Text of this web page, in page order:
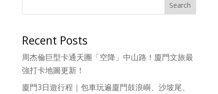
Search
Recent Posts
周杰倫巨型卡通天團「空降」中山路！廈門文旅最
強打卡地圖更新！
廈門3日遊行程｜包車玩遍廈門鼓浪嶼、沙坡尾、